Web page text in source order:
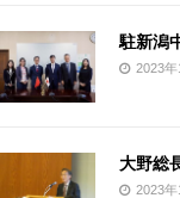
駐新潟
2023年
大野総
2023年